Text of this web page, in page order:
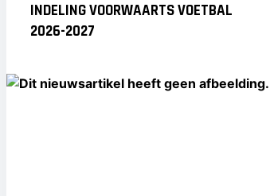
INDELING VOORWAARTS VOETBAL
2026-2027